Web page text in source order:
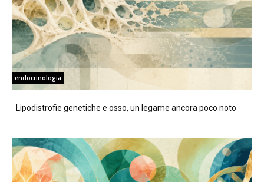
endocrinologia
Lipodistrofie genetiche e osso, un legame ancora poco noto